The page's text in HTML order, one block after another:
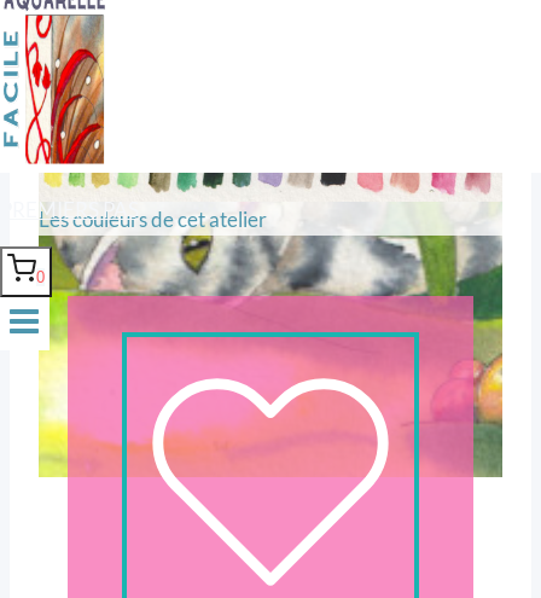
PREMIERS PAS
0
Une cabriole dans une vague
Les couleurs de cet atelier